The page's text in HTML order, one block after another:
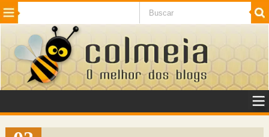
Beleza Cinema e TV
Internet Jogos NotÃ­cias SaÃºde
VeÃ­culos Adulto
Sugerir Link